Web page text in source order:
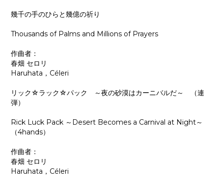
幾千の手のひらと幾億の祈り
Thousands of Palms and Millions of Prayers
作曲者：
春畑 セロリ
Haruhata，Céleri
リック☆ラック☆パック ～夜の砂漠はカーニバルだ～ （連
弾）
Rick Luck Pack ～Desert Becomes a Carnival at Night～
（4hands）
作曲者：
春畑 セロリ
Haruhata，Céleri